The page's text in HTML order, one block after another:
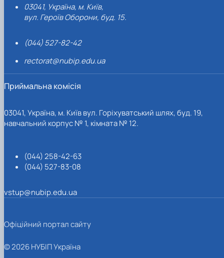
03041, Україна, м. Київ,
вул. Героїв Оборони, буд. 15.
(044) 527-82-42
rectorat@nubip.edu.ua
Приймальна комісія
03041, Україна, м. Київ вул. Горіхуватський шлях, буд. 19,
навчальний корпус № 1, кімната № 12.
(044) 258-42-63
(044) 527-83-08
vstup@nubip.edu.ua
Офіційний портал сайту
© 2026 НУБІП Україна